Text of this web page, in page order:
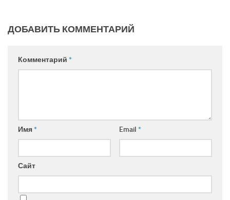
ДОБАВИТЬ КОММЕНТАРИЙ
Комментарий *
Имя* Email *
Сайт